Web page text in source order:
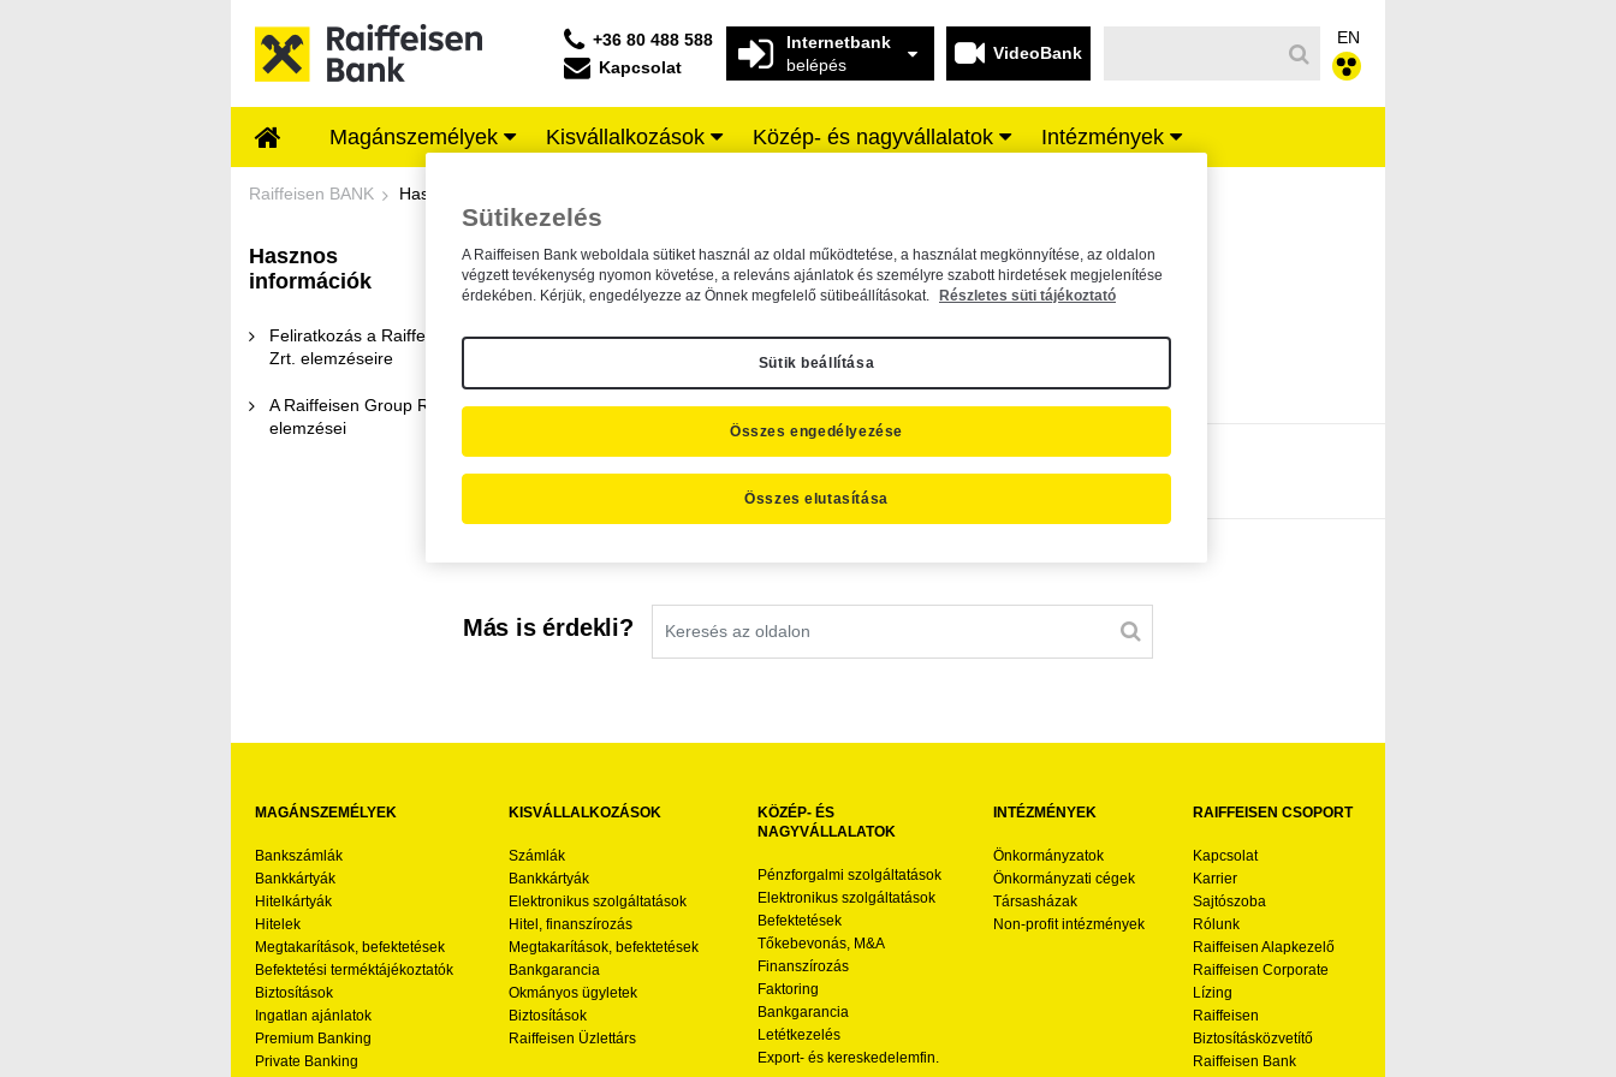
+36 80 488 588
Kapcsolat
Internetbank
belépés
VideoBank
EN
Magánszemélyek Kisvállalkozások Közép- és nagyvállalatok Intézmények
Elemzések - Raiffeisen BANK
Raiffeisen BANK Hasznos információk
Hasznos
információk
Feliratkozás a Raiffeisen Bank
Zrt. elemzéseire
A Raiffeisen Group Research
elemzései
ELEMZÉSEK
Feliratkozás a Raiffeisen Bank Zrt. elemzéseire
Itt feliratkozhat a Raiffeisen Bank napi, heti és negyedéves elemzésire
A Raiffeisen Group Research elemzései
Más is érdekli?
MAGÁNSZEMÉLYEK
Bankszámlák
Bankkártyák
Hitelkártyák
Hitelek
Megtakarítások, befektetések
Befektetési terméktájékoztatók
Biztosítások
Ingatlan ajánlatok
Premium Banking
Private Banking
KISVÁLLALKOZÁSOK
Számlák
Bankkártyák
Elektronikus szolgáltatások
Hitel, finanszírozás
Megtakarítások, befektetések
Bankgarancia
Okmányos ügyletek
Biztosítások
Raiffeisen Üzlettárs
KÖZÉP- ÉS
NAGYVÁLLALATOK
Pénzforgalmi szolgáltatások
Elektronikus szolgáltatások
Befektetések
Tőkebevonás, M&A
Finanszírozás
Faktoring
Bankgarancia
Letétkezelés
Export- és kereskedelemfin.
INTÉZMÉNYEK
Önkormányzatok
Önkormányzati cégek
Társasházak
Non-profit intézmények
RAIFFEISEN CSOPORT
Kapcsolat
Karrier
Sajtószoba
Rólunk
Raiffeisen Alapkezelő
Raiffeisen Corporate
Lízing
Raiffeisen
Biztosításközvetítő
Raiffeisen Bank
Sütikezelés
A Raiffeisen Bank weboldala sütiket használ az oldal működtetése, a használat megkönnyítése, az oldalon
végzett tevékenység nyomon követése, a releváns ajánlatok és személyre szabott hirdetések megjelenítése
érdekében. Kérjük, engedélyezze az Önnek megfelelő sütibeállításokat.
Részletes süti tájékoztató
Sütik beállítása
Összes elutasítása
Összes engedélyezése